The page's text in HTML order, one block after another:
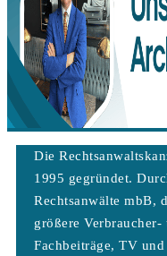
Die
1995 gegründet.
Rechtsanwälte mbB,
größere
Fachbeiträge, TV